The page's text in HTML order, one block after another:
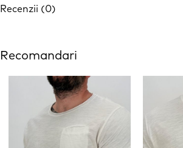
Recenzii (0)
Recomandari